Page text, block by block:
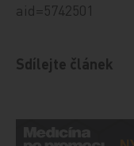
aid=5742501
Sdílejte článek